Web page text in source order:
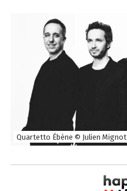
Quartetto Ébène © Julien Mignot